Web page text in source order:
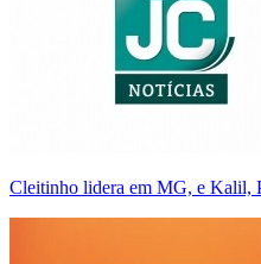
Cleitinho lidera em MG, e Kalil,